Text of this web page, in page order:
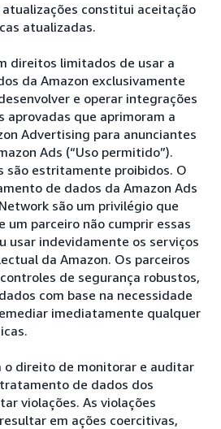
atualizações constitui aceitação
atualizadas.
direitos limitados de usar a
da Amazon exclusivamente
e operar integrações
aprovadas que aprimoram a
Advertising para anunciantes
Ads (“Uso permitido”).
são estritamente proibidos. O
de dados da Amazon Ads
são um privilégio que
um parceiro não cumprir essas
usar indevidamente os serviços
da Amazon. Os parceiros
de segurança robustos,
com base na necessidade
imediatamente qualquer
o direito de monitorar e auditar
de dados dos
violações. As violações
em ações coercitivas,